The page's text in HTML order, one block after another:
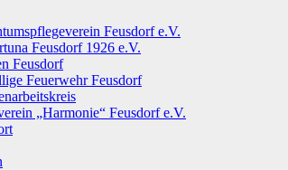
Feusdorf e.V.
Feusdorf 1926 e.V.
Feusdorf
Feuerwehr Feusdorf
„Harmonie“ Feusdorf e.V.